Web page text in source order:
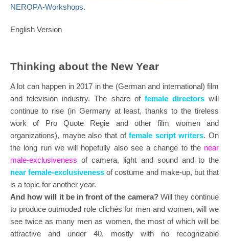
NEROPA-Workshops.
English Version
Thinking about the New Year
A lot can happen in 2017 in the (German and international) film
and television industry. The share of female directors will
continue to rise (in Germany at least, thanks to the tireless
work of Pro Quote Regie and other film women and
organizations), maybe also that offemale script writers. On
the long run we will hopefully also see a change to the near
male-exclusiveness of camera, light and sound and to the
near female-exclusiveness of costume and make-up, but that
is a topic for another year.
And how will it be in front of the camera? Will they continue
to produce outmoded role clichés for men and women, will we
see twice as many men as women, the most of which will be
attractive and under 40, mostly with no recognizable